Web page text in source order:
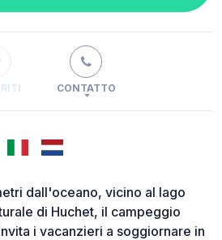
CONTATTO
dall'oceano, vicino al lago
di Huchet, il campeggio
i vacanzieri a soggiornare in